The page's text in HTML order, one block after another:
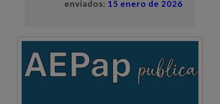
enviados: 15 enero de 2026